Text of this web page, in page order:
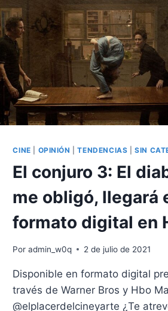
CINE OPINIÓN |TENDENCIAS |SIN
El conjuro 3: El
me obligó, llegará
formato digital en
Por admin_w0q 2 de julio de 2021
Disponible en formato digital
través de Warner Bros y Hbo
@elplacerdelcineyarte ¿Te